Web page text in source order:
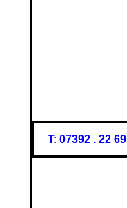
T: 07392 . 22 69